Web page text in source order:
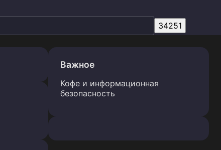
Важное
Кофе и информационная
безопасность